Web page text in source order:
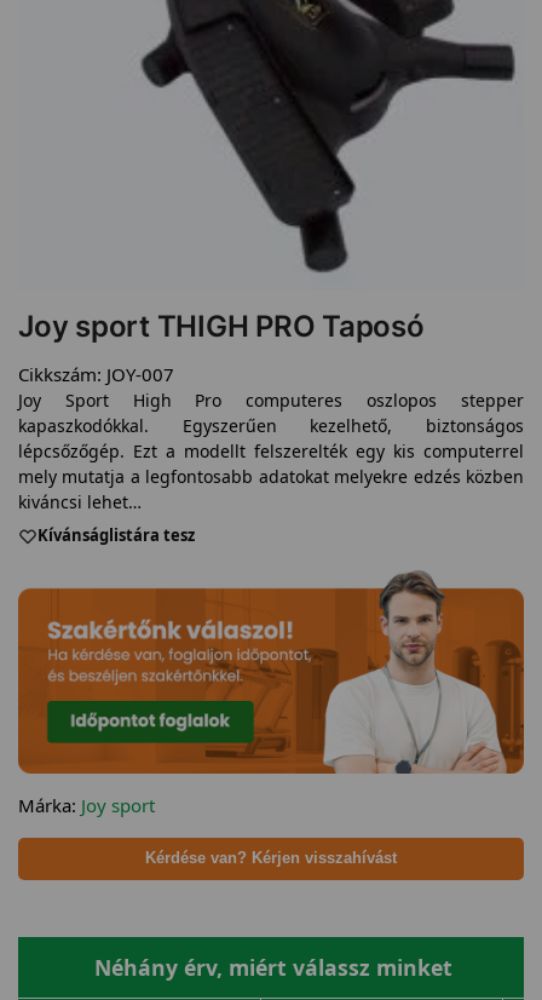
Joy sport THIGH PRO Taposó
Cikkszám: JOY-007
Joy Sport High Pro computeres oszlopos stepper
kapaszkodókkal. Egyszerűen kezelhető, biztonságos
lépcsőzőgép. Ezt a modellt felszerelték egy kis computerrel
mely mutatja a legfontosabb adatokat melyekre edzés közben
kiváncsi lehet…
Kívánságlistára tesz
Márka: Joy sport
Kérdése van? Kérjen visszahívást
Néhány érv, miért válassz minket